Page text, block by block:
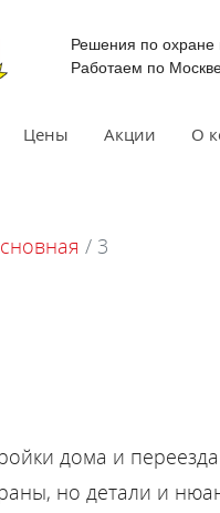
Решения по охране
Работаем по
Цены Акции О
/ 3
дома и
но детали и